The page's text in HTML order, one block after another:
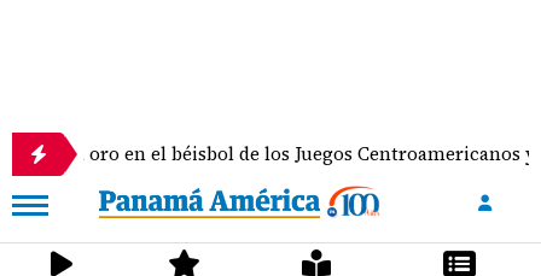
en el béisbol de los Juegos Centroamericanos y del Caribe